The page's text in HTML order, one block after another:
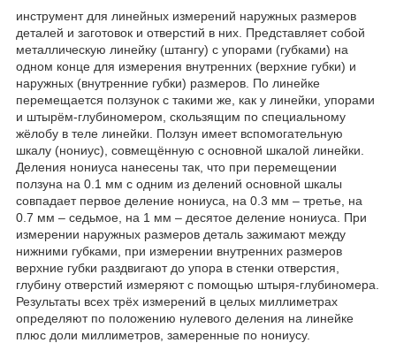
инструмент для линейных измерений наружных размеров
деталей и заготовок и отверстий в них. Представляет собой
металлическую линейку (штангу) с упорами (губками) на
одном конце для измерения внутренних (верхние губки) и
наружных (внутренние губки) размеров. По линейке
перемещается ползунок с такими же, как у линейки, упорами
и штырём-глубиномером, скользящим по специальному
жёлобу в теле линейки. Ползун имеет вспомогательную
шкалу (нониус), совмещённую с основной шкалой линейки.
Деления нониуса нанесены так, что при перемещении
ползуна на 0.1 мм с одним из делений основной шкалы
совпадает первое деление нониуса, на 0.3 мм – третье, на
0.7 мм – седьмое, на 1 мм – десятое деление нониуса. При
измерении наружных размеров деталь зажимают между
нижними губками, при измерении внутренних размеров
верхние губки раздвигают до упора в стенки отверстия,
глубину отверстий измеряют с помощью штыря-глубиномера.
Результаты всех трёх измерений в целых миллиметрах
определяют по положению нулевого деления на линейке
плюс доли миллиметров, замеренные по нониусу.